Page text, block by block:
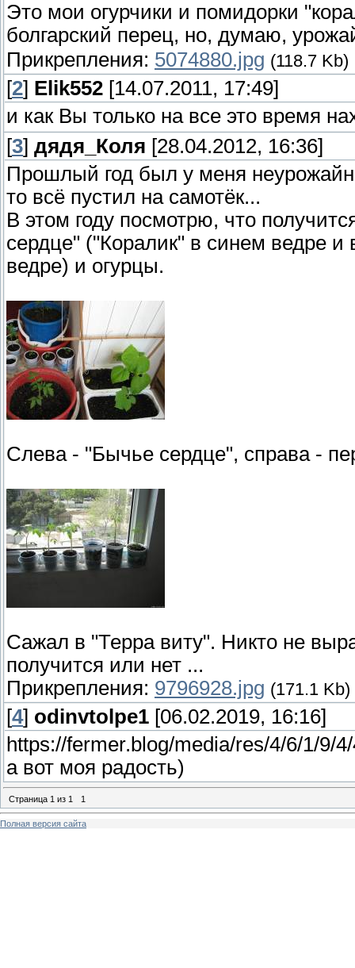
Это мои огурчики и помидорки
болгарский перец, но, думаю,
Прикрепления: 5074880.jpg (118.7 Kb)
[2] Elik552 [14.07.2011, 17:49]
и как Вы только на все это время
[3] дядя_Коля [28.04.2012, 16:36]
Прошлый год был у меня
то всё пустил на самотёк...
В этом году посмотрю, что
сердце" ("Коралик" в синем ведре и
ведре) и огурцы.
Слева - "Бычье сердце", справа -
Сажал в "Терра виту". Никто не
получится или нет ...
Прикрепления: 9796928.jpg (171.1 Kb)
[4] odinvtolpe1 [06.02.2019, 16:16]
https://fermer.blog/media/res/4/6/1/9/
а вот моя радость)
Страница 1 из 1 1
Полная версия сайта